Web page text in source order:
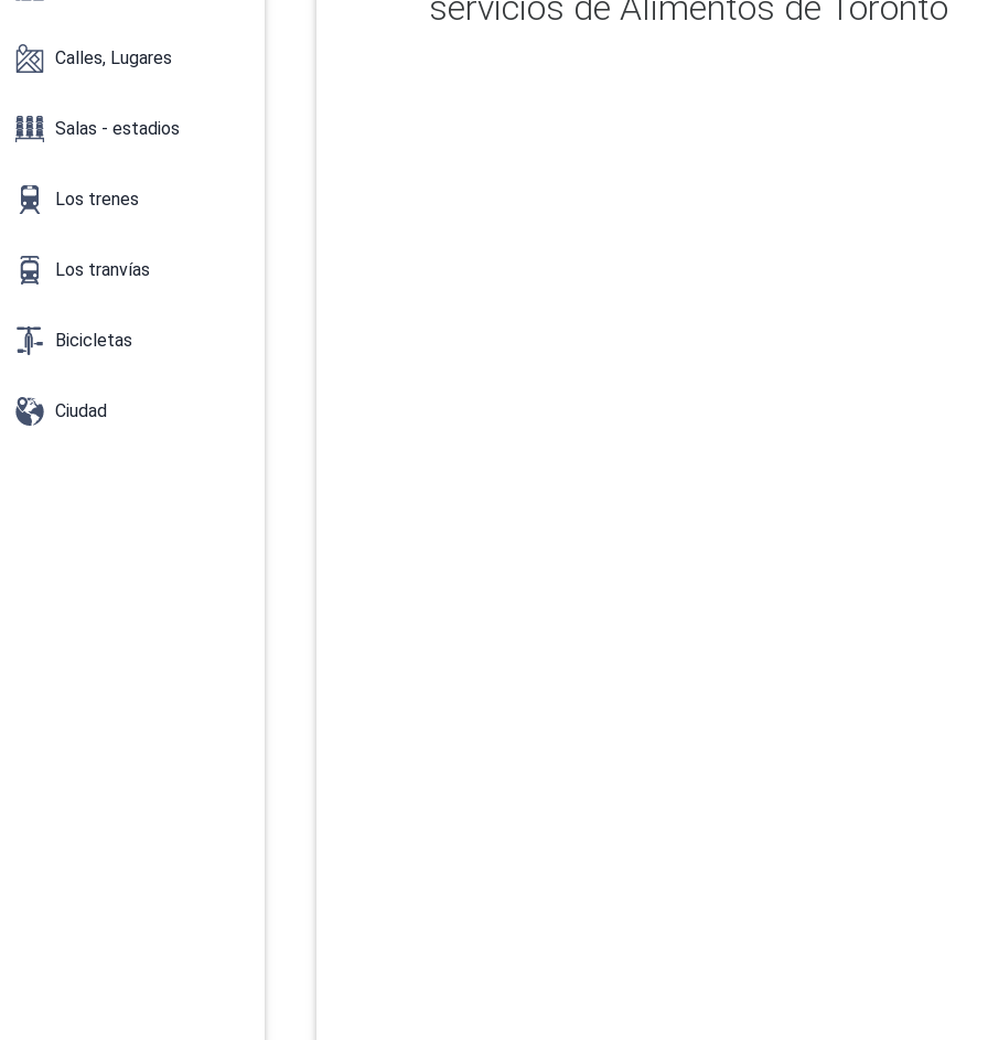
Calles, Lugares
Salas - estadios
Los trenes
Los tranvías
Bicicletas
Ciudad